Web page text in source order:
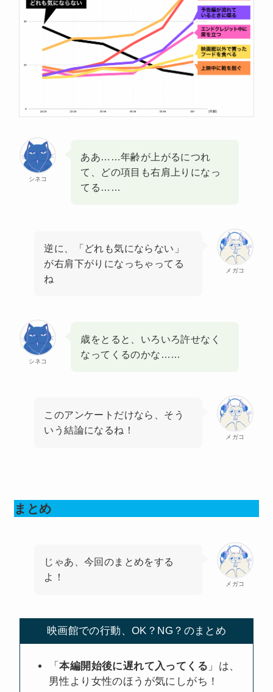
シネコ
ああ……年齢が上がるにつれ
て、どの項目も右肩上りになっ
てる……
メガコ
逆に、「どれも気にならない」
が右肩下がりになっちゃってる
ね
シネコ
歳をとると、いろいろ許せなく
なってくるのかな……
メガコ
このアンケートだけなら、そう
いう結論になるね！
まとめ
メガコ
じゃあ、今回のまとめをする
よ！
映画館での行動、OK？NG？のまとめ
「本編開始後に遅れて入ってくる 」は、
男性より女性のほうが気にしがち！